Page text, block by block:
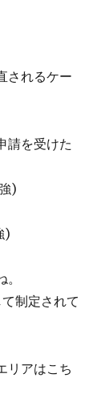
されるケー
請を受けた
)
)
制定されて
リアはこち